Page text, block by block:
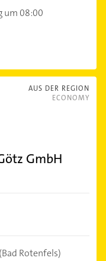
um 08:00
AUS DER REGION
ECONOMY
GmbH
(Bad Rotenfels)